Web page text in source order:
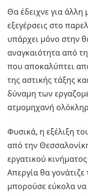
Θα έδειχνε για
εξεγέρσεις στο
υπάρχει μόνο στην
αναγκαιότητα από
που αποκαλύπτει
της αστικής τάξης
δύναμη των
ατμομηχανή
Φυσικά, η εξέλιξη
από την
εργατικού
Απεργία θα
μπορούσε εύκολα